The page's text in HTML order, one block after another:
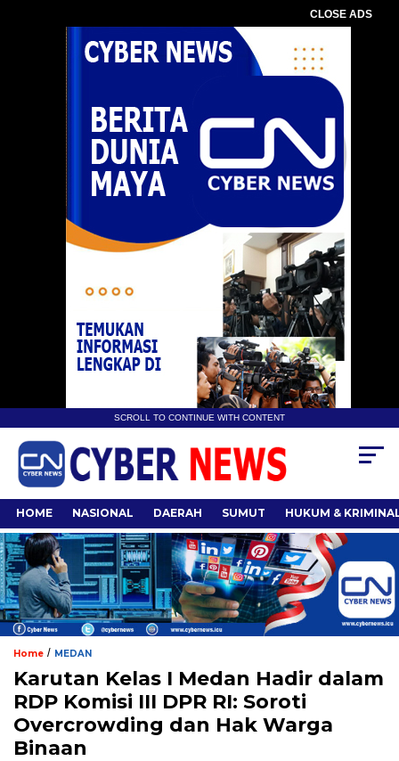
CLOSE ADS
SCROLL TO CONTINUE WITH CONTENT
HOME NASIONAL DAERAH SUMUT HUKUM &
Home / MEDAN
Karutan Kelas I Medan Hadir dalam
RDP Komisi III DPR RI: Soroti
Overcrowding dan Hak Warga
Binaan